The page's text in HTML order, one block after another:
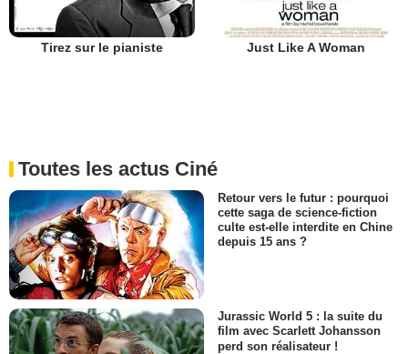
Tirez sur le pianiste Just Like A Woman
Toutes les actus Ciné
Retour vers le futur : pourquoi
cette saga de science-fiction
culte est-elle interdite en Chine
depuis 15 ans ?
Jurassic World 5 : la suite du
film avec Scarlett Johansson
perd son réalisateur !